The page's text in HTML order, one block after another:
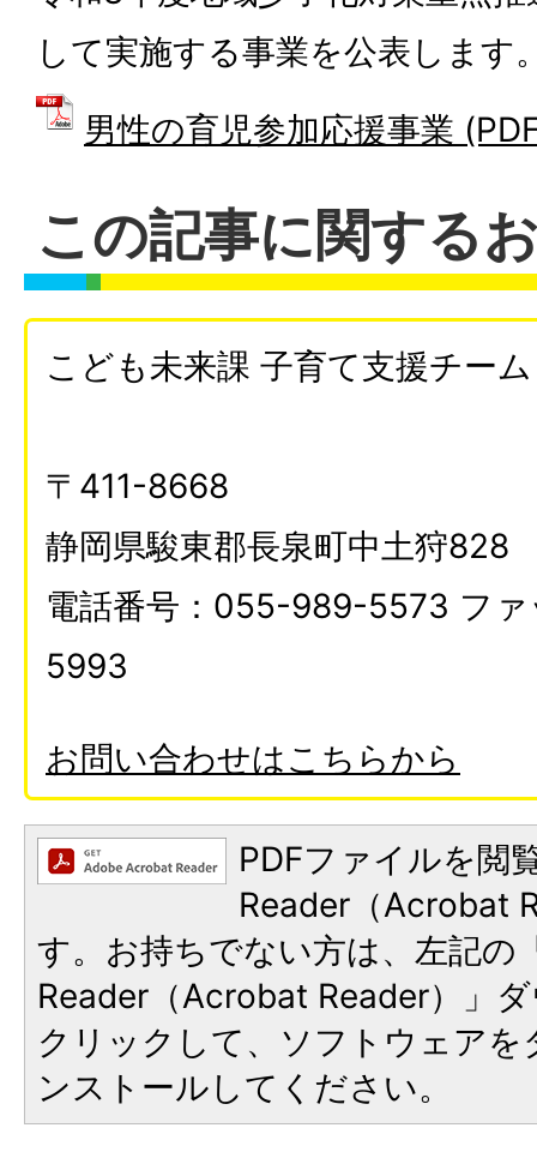
して実施する事業を公表します
男性の育児参加応援事業
この記事に関する
こども未来課 子育て支援チーム
〒411-8668
静岡県駿東郡長泉町中土狩828
電話番号：055-989-5573 フ
5993
お問い合わせはこちらから
PDFファイルを閲
Reader（Acrobat
す。お持ちでない方は、左記の
Reader（Acrobat Reader）」
クリックして、ソフトウェア
ンストールしてください。